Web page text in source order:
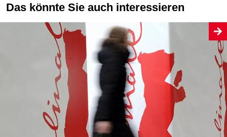
Das könnte Sie auch interessieren